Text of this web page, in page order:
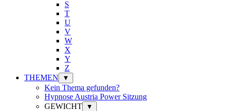
S
T
U
V
W
X
Y
Z
THEMEN
▼
Kein Thema gefunden?
Hypnose Austria Power Sitzung
GEWICHT
▼